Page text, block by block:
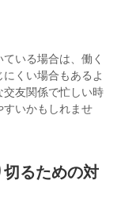
いる場合は、働く
くい場合もあるよ
交友関係で忙しい時
すいかもしれませ
切るための対